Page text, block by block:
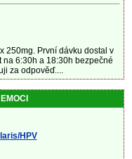
250mg. První dávku dostal v
6:30h a 18:30h bezpečné
za odpověď....
HPV